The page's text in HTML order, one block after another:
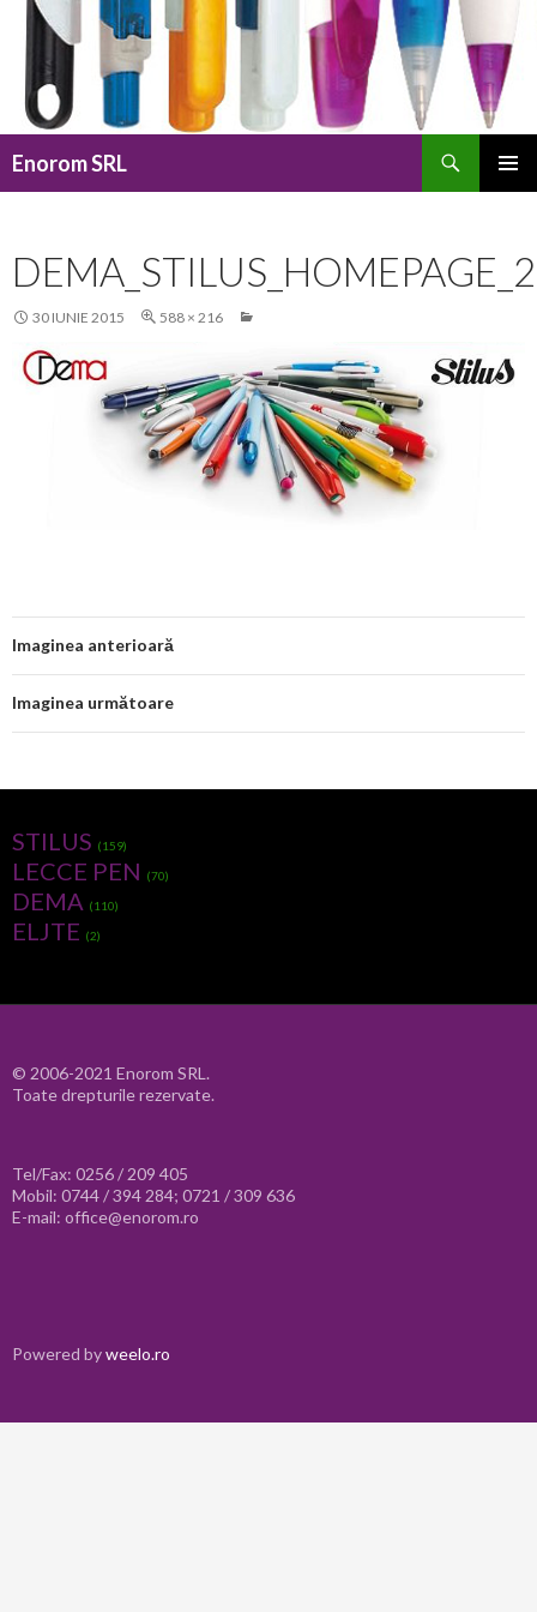
Enorom SRL
30 IUNIE 2015 588 × 216
Imaginea anterioară
Imaginea următoare
STILUS (159)
LECCE PEN (70)
DEMA (110)
ELJTE (2)
© 2006-2021 Enorom SRL.
Toate drepturile rezervate.
Tel/Fax: 0256 / 209 405
Mobil: 0744 / 394 284; 0721 / 309 636
E-mail: office@enorom.ro
Powered byweelo.ro